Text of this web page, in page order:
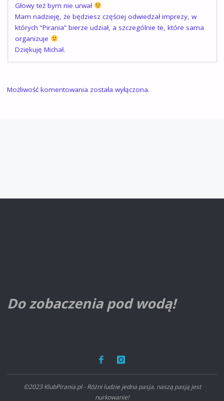
Głowy też bym nie urwał
Mam nadzieję, że będziesz częściej odwiedzał imprezy, w
których “Pirania” bierze udział, a szczególnie te, które sama
organizuje
Dziękuję Michał.
Możliwość komentowania została wyłączona.
Do zobaczenia pod wodą!
©2023 KlubPirania.pl - Różni ludzie jedna pasja, naszą pasją jest
nurkowanie!